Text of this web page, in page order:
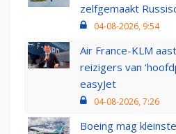
zelfgemaakt
04-08-2026, 9:54
Air France-KLM
reizigers van
easyJet
04-08-2026, 7:26
Boeing mag